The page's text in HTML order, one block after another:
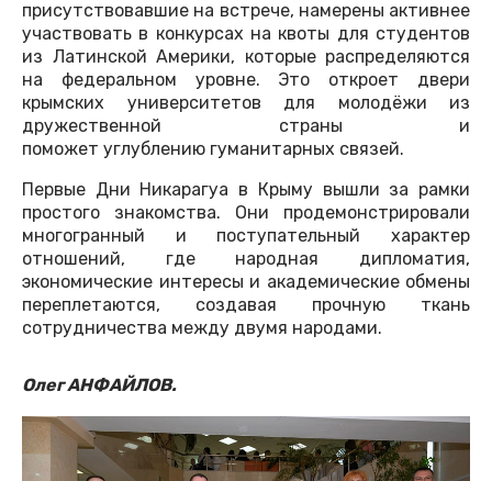
присутствовавшие на встрече, намерены активнее
участвовать в конкурсах на квоты для студентов
из Латинской Америки, которые распределяются
на федеральном уровне. Это откроет двери
крымских университетов для молодёжи из
дружественной страны и
поможет углублению гуманитарных связей.
Первые Дни Никарагуа в Крыму вышли за рамки
простого знакомства. Они продемонстрировали
многогранный и поступательный характер
отношений, где народная дипломатия,
экономические интересы и академические обмены
переплетаются, создавая прочную ткань
сотрудничества между двумя народами.
Олег АНФАЙЛОВ.